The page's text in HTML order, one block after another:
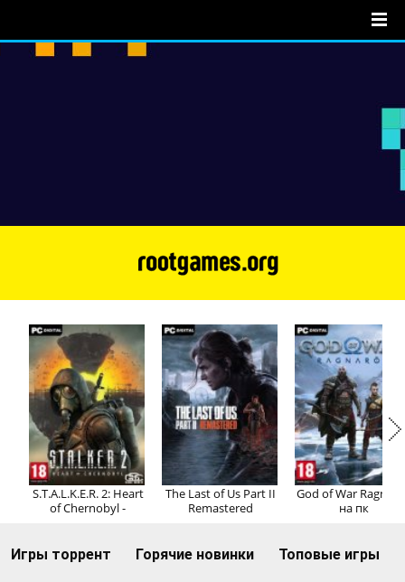
Регистрация Вход
S.T.A.L.K.E.R. 2: Heart
of Chernobyl -
The Last of Us Part II
Remastered
God of War
на пк
Игры торрент Горячие новинки Топовые игры